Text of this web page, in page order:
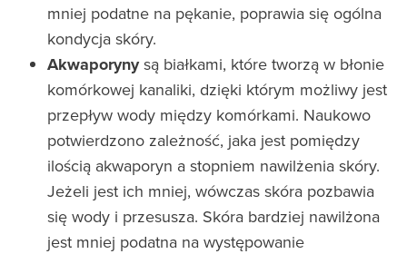
mniej podatne na pękanie, poprawia się ogólna
kondycja skóry.
Akwaporynysą białkami, które tworzą w błonie
komórkowej kanaliki, dzięki którym możliwy jest
przepływ wody między komórkami. Naukowo
potwierdzono zależność, jaka jest pomiędzy
ilością akwaporyn a stopniem nawilżenia skóry.
Jeżeli jest ich mniej, wówczas skóra pozbawia
się wody i przesusza. Skóra bardziej nawilżona
jest mniej podatna na występowanie